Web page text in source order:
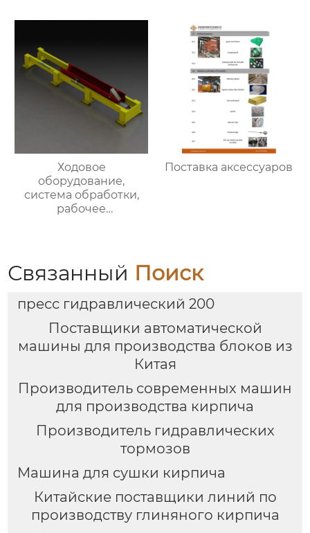
Ходовое
оборудование,
система обработки,
рабочее
Поставка аксессуаров
Связанный Поиск
пресс гидравлический 200
Поставщики автоматической
машины для производства блоков из
Китая
Производитель современных машин
для производства кирпича
Производитель гидравлических
тормозов
Машина для сушки кирпича
Китайские поставщики линий по
производству глиняного кирпича